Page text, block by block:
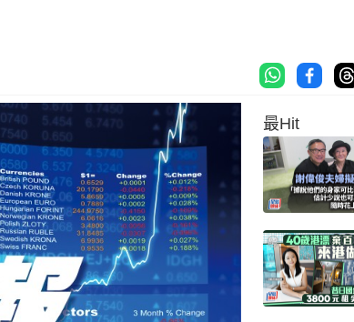
最Hit